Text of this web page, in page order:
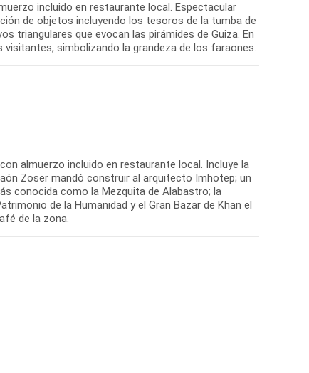
incluido en restaurante local. Espectacular
de objetos incluyendo los tesoros de la tumba de
triangulares que evocan las pirámides de Guiza. En
simbolizando la grandeza de los faraones.
almuerzo incluido en restaurante local. Incluye la
Zoser mandó construir al arquitecto Imhotep; un
conocida como la Mezquita de Alabastro; la
de la Humanidad y el Gran Bazar de Khan el
de la zona.